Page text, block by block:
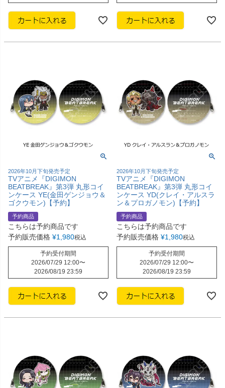
2026年10月下旬発売予定
TVアニメ『DIGIMON
BEATBREAK』第3弾 丸形コイ
ンケース YE(金田ゲンジョウ＆
ゴクウモン)【予約】
予約商品
こちらは予約商品です
予約販売価格 ¥1,980税込
予約受付期間
2026/07/29 12:00〜
2026/08/19 23:59
2026年10月下旬発売予定
TVアニメ『DIGIMON
BEATBREAK』第3弾 丸形コイ
ンケース YD(クレイ・アルスラ
ン＆プロガノモン)【予約】
予約商品
こちらは予約商品です
予約販売価格 ¥1,980税込
予約受付期間
2026/07/29 12:00〜
2026/08/19 23:59